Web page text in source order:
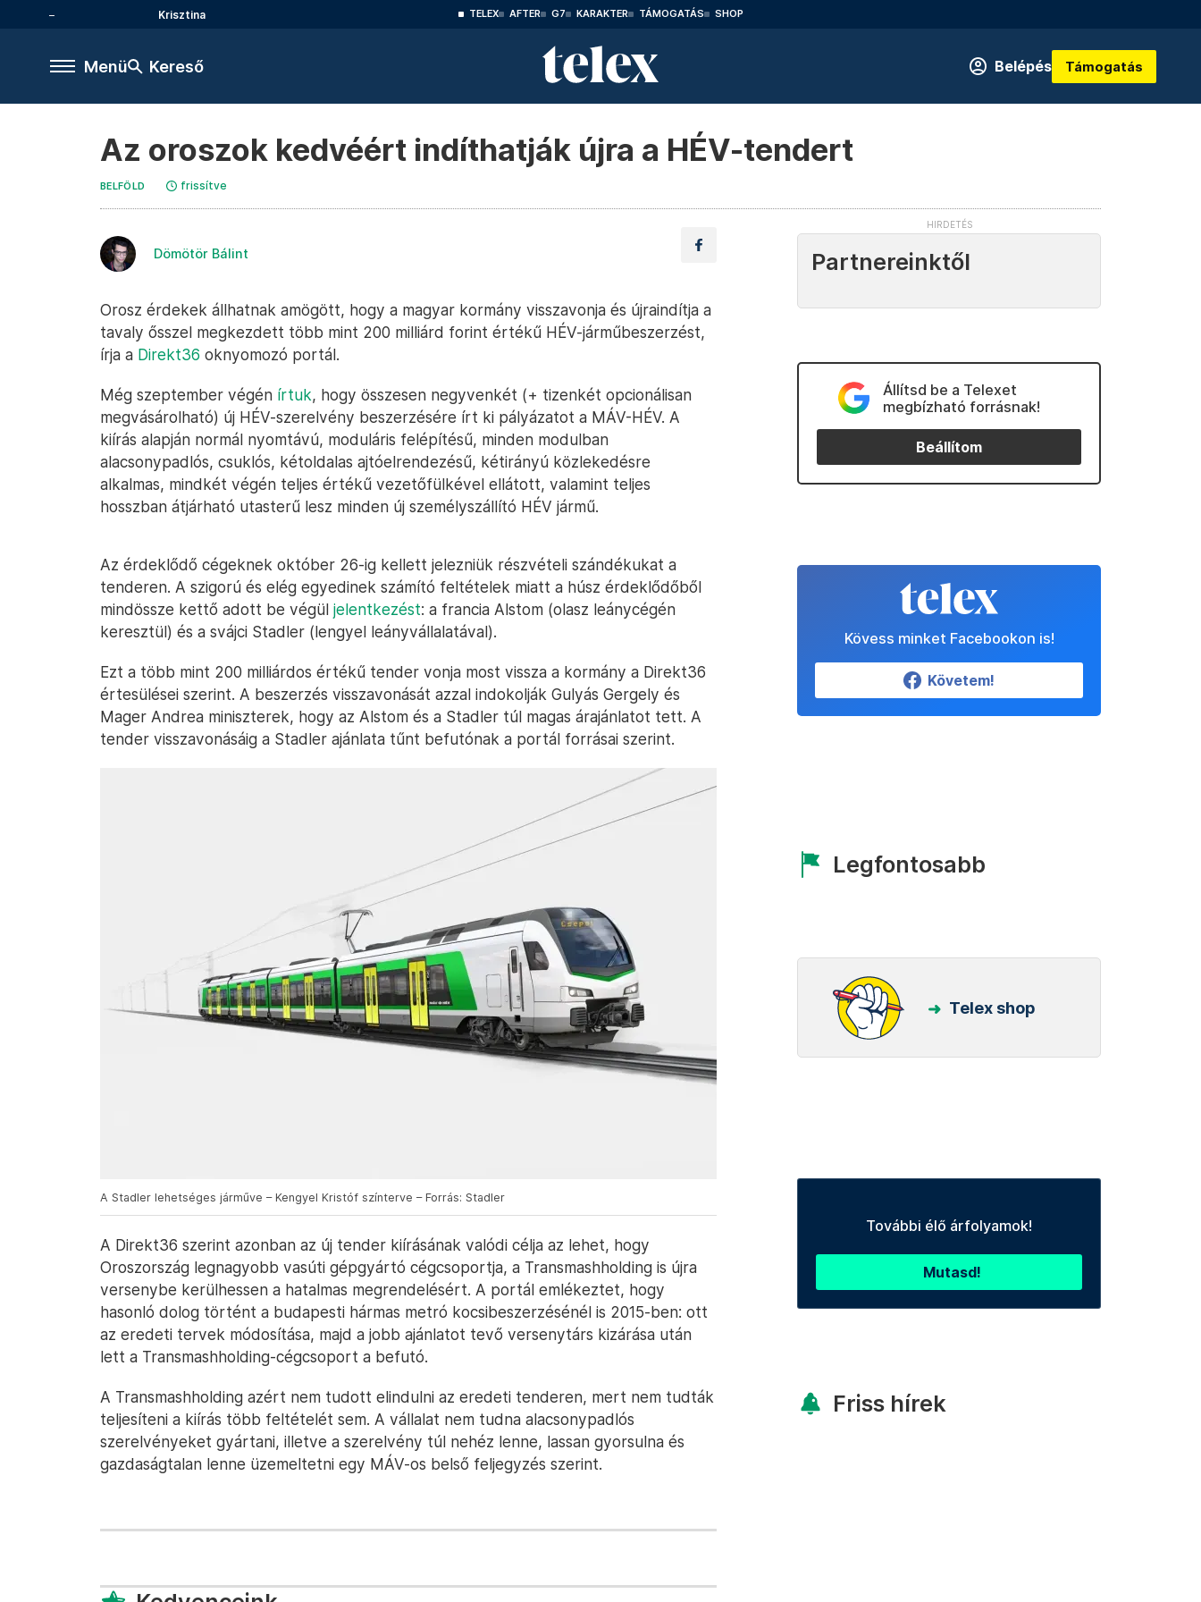
Krisztina TELEX AFTER G7 KARAKTER TÁMOGATÁS SHOP
Menü Kereső Belépés Támogatás
Az oroszok kedvéért indíthatják újra a HÉV-tendert
BELFÖLD frissítve
Dömötör Bálint
Orosz érdekek állhatnak amögött, hogy a magyar kormány visszavonja és újraindítja a
tavaly ősszel megkezdett több mint 200 milliárd forint értékű HÉV-járműbeszerzést,
írja a Direkt36 oknyomozó portál.
Még szeptember végén írtuk, hogy összesen negyvenkét (+ tizenkét opcionálisan
megvásárolható) új HÉV-szerelvény beszerzésére írt ki pályázatot a MÁV-HÉV. A
kiírás alapján normál nyomtávú, moduláris felépítésű, minden modulban
alacsonypadlós, csuklós, kétoldalas ajtóelrendezésű, kétirányú közlekedésre
alkalmas, mindkét végén teljes értékű vezetőfülkével ellátott, valamint teljes
hosszban átjárható utasterű lesz minden új személyszállító HÉV jármű.
Az érdeklődő cégeknek október 26-ig kellett jelezniük részvételi szándékukat a
tenderen. A szigorú és elég egyedinek számító feltételek miatt a húsz érdeklődőből
mindössze kettő adott be végül jelentkezést: a francia Alstom (olasz leánycégén
keresztül) és a svájci Stadler (lengyel leányvállalatával).
Ezt a több mint 200 milliárdos értékű tender vonja most vissza a kormány a Direkt36
értesülései szerint. A beszerzés visszavonását azzal indokolják Gulyás Gergely és
Mager Andrea miniszterek, hogy az Alstom és a Stadler túl magas árajánlatot tett. A
tender visszavonásáig a Stadler ajánlata tűnt befutónak a portál forrásai szerint.
A Stadler lehetséges járműve – Kengyel Kristóf színterve – Forrás: Stadler
A Direkt36 szerint azonban az új tender kiírásának valódi célja az lehet, hogy
Oroszország legnagyobb vasúti gépgyártó cégcsoportja, a Transmashholding is újra
versenybe kerülhessen a hatalmas megrendelésért. A portál emlékeztet, hogy
hasonló dolog történt a budapesti hármas metró kocsibeszerzésénél is 2015-ben: ott
az eredeti tervek módosítása, majd a jobb ajánlatot tevő versenytárs kizárása után
lett a Transmashholding-cégcsoport a befutó.
A Transmashholding azért nem tudott elindulni az eredeti tenderen, mert nem tudták
teljesíteni a kiírás több feltételét sem. A vállalat nem tudna alacsonypadlós
szerelvényeket gyártani, illetve a szerelvény túl nehéz lenne, lassan gyorsulna és
gazdaságtalan lenne üzemeltetni egy MÁV-os belső feljegyzés szerint.
Partnereinktől
Állítsd be a Telexet
megbízható forrásnak!
Beállítom
Kövess minket Facebookon is!
Követem!
Legfontosabb
Telex shop
További élő árfolyamok!
Mutasd!
Friss hírek